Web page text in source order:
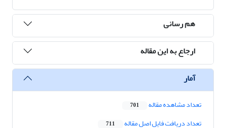
هم رسانی
ارجاع به این مقاله
آمار
تعداد مشاهده مقاله 701
تعداد دریافت فایل اصل مقاله 711